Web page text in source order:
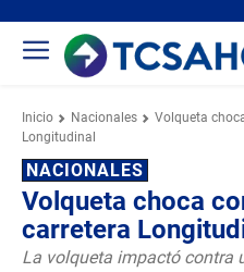
Inicio Nacionales
Volqueta
Longitudinal
NACIONALES
Volqueta choca
carretera
La volqueta impactó contra